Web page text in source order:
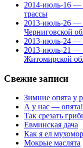
2014-июль-16 —
трассы
2013-июль-26 —
Черниговской
2013-июль-24 —
2013-июль-21 —
Житомирской
Свежие записи
Зимние опята у
А у нас — опята!
Так срезать
Евминская дача
Как я ел
Мокрые маслята